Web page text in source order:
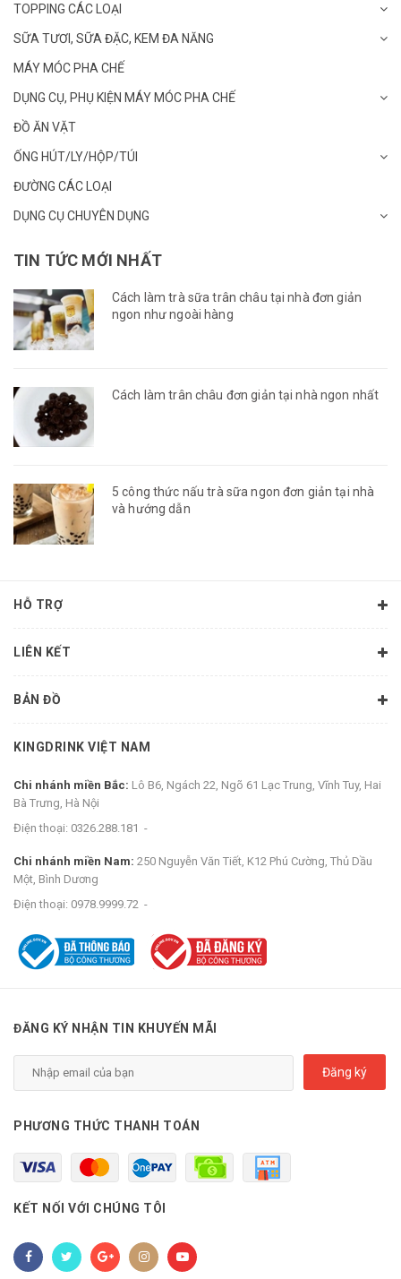
TOPPING CÁC LOẠI
SỮA TƯƠI, SỮA ĐẶC, KEM ĐA NĂNG
MÁY MÓC PHA CHẾ
DỤNG CỤ, PHỤ KIỆN MÁY MÓC PHA CHẾ
ĐỒ ĂN VẶT
ỐNG HÚT/LY/HỘP/TÚI
ĐƯỜNG CÁC LOẠI
DỤNG CỤ CHUYÊN DỤNG
TIN TỨC MỚI NHẤT
Cách làm trà sữa trân châu tại nhà đơn giản
ngon như ngoài hàng
Cách làm trân châu đơn giản tại nhà ngon nhất
5 công thức nấu trà sữa ngon đơn giản tại nhà
và hướng dẫn
HỖ TRỢ
LIÊN KẾT
BẢN ĐỒ
KINGDRINK VIỆT NAM
Chi nhánh miền Bắc: Lô B6, Ngách 22, Ngõ 61 Lạc Trung, Vĩnh Tuy, Hai
Bà Trưng, Hà Nội
Điện thoại: 0326.288.181 -
Chi nhánh miền Nam: 250 Nguyễn Văn Tiết, K12 Phú Cường, Thủ Dầu
Một, Bình Dương
Điện thoại: 0978.9999.72 -
ĐĂNG KÝ NHẬN TIN KHUYẾN MÃI
Đăng ký
PHƯƠNG THỨC THANH TOÁN
KẾT NỐI VỚI CHÚNG TÔI